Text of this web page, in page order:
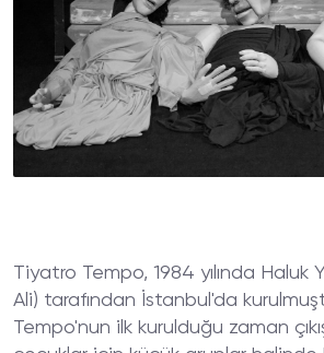
Tiyatro Tempo, 1984 yılında Haluk
Ali) tarafından İstanbul'da
Tempo'nun ilk kurulduğu zaman